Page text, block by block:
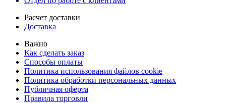
Расчет доставки
Доставка
Важно
Как сделать заказ
Способы оплаты
Политика использования файлов cookie
Политика обработки персональных данных
Публичная оферта
Правила торговли